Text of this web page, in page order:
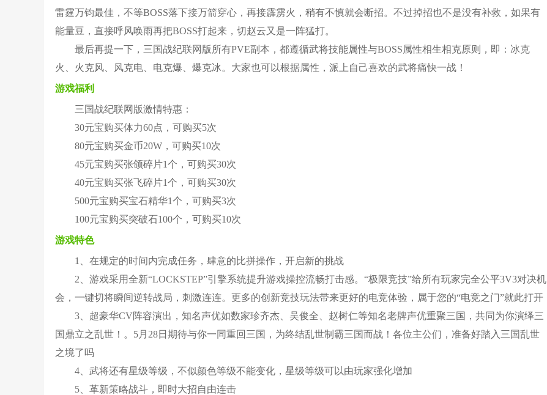
雷霆万钧最佳，不等BOSS落下接万箭穿心，再接霹雳火，稍有不慎就会断招。不过掉招也不是没有补救，如果有
能量豆，直接呼风唤雨再把BOSS打起来，切赵云又是一阵猛打。
最后再提一下，三国战纪联网版所有PVE副本，都遵循武将技能属性与BOSS属性相生相克原则，即：冰克
火、火克风、风克电、电克爆、爆克冰。大家也可以根据属性，派上自己喜欢的武将痛快一战！
游戏福利
三国战纪联网版激情特惠：
30元宝购买体力60点，可购买5次
80元宝购买金币20W，可购买10次
45元宝购买张颌碎片1个，可购买30次
40元宝购买张飞碎片1个，可购买30次
500元宝购买宝石精华1个，可购买3次
100元宝购买突破石100个，可购买10次
游戏特色
1、在规定的时间内完成任务，肆意的比拼操作，开启新的挑战
2、游戏采用全新“LOCKSTEP”引擎系统提升游戏操控流畅打击感。“极限竞技”给所有玩家完全公平3V3对决机
会，一键切将瞬间逆转战局，刺激连连。更多的创新竞技玩法带来更好的电竞体验，属于您的“电竞之门”就此打开
3、超豪华CV阵容演出，知名声优如数家珍齐杰、吴俊全、赵树仁等知名老牌声优重聚三国，共同为你演绎三
国鼎立之乱世！。5月28日期待与你一同重回三国，为终结乱世制霸三国而战！各位主公们，准备好踏入三国乱世
之境了吗
4、武将还有星级等级，不似颜色等级不能变化，星级等级可以由玩家强化增加
5、革新策略战斗，即时大招自由连击